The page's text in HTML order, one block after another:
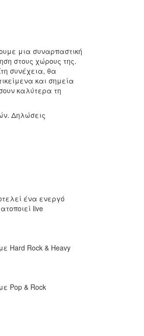
μια συναρπαστική
στους χώρους της.
συνέχεια, θα
και σημεία
καλύτερα τη
Δηλώσεις
ένα ενεργό
live
Hard Rock & Heavy
Pop & Rock